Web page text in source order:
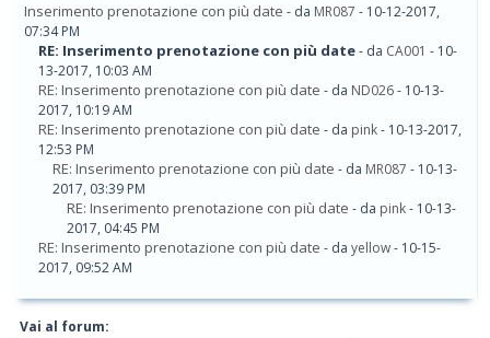
Inserimento prenotazione con più date - da MR087 - 10-12-2017,
07:34 PM
RE: Inserimento prenotazione con più date- da CA001 - 10-
13-2017, 10:03 AM
RE: Inserimento prenotazione con più date - da ND026- 10-13-
2017, 10:19 AM
RE: Inserimento prenotazione con più date - da pink- 10-13-2017,
12:53 PM
RE: Inserimento prenotazione con più date - da MR087 - 10-13-
2017, 03:39 PM
RE: Inserimento prenotazione con più date - da pink- 10-13-
2017, 04:45 PM
RE: Inserimento prenotazione con più date - da yellow- 10-15-
2017, 09:52 AM
Vai al forum: